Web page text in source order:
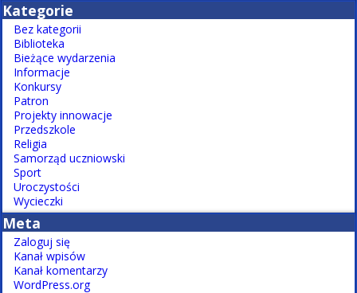
Kategorie
Bez kategorii
Biblioteka
Bieżące wydarzenia
Informacje
Konkursy
Patron
Projekty innowacje
Przedszkole
Religia
Samorząd uczniowski
Sport
Uroczystości
Wycieczki
Meta
Zaloguj się
Kanał wpisów
Kanał komentarzy
WordPress.org